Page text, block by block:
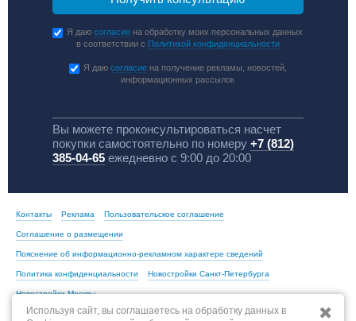
Я даюсогласие на обработку моих персональных данных
в соответствии с Политикой конфиденциальности
Я даю согласиена получение рекламы, новостей,
информационных рассылок
Вы можете проконсультироваться насчет
покупки самостоятельно по номеру +7 (812)
385-04-65ежедневно с 9:00 до 20:00
Контакты Реклама Пользовательское соглашение
Соглашение о размещении
Пояснение об информационно-рекламном характере сведений
Политика конфиденциальности Новостройки Санкт-Петербурга
Новостройки Москвы
Используя сайт, вы соглашаетесь на обработку данных в